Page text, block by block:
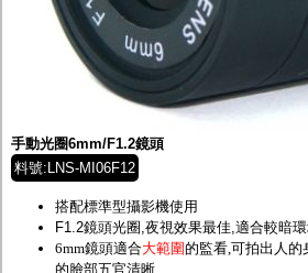
手動光圈6mm/F1.2鏡頭
料號:LNS-MI06F12
搭配標準型攝影機使用
F1.2鏡頭光圈,夜視效果最佳,適合較暗
6mm鏡頭適合大範圍的監看,可拍出人的
的臉部五官清晰